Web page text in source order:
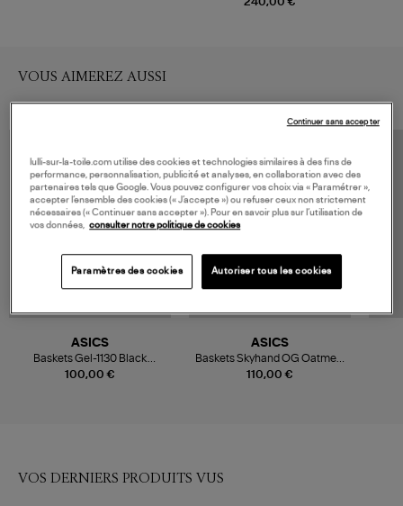
VOUS AIMEREZ AUSSI
100,00 €
ASICS
Baskets Gel-1130 Black
Graphite Grey
110,00 €
ASICS
Baskets Skyhand OG Oatmeal
Black
VOS DERNIERS PRODUITS VUS
lulli-sur-la-toile.com utilise des cookies et technologies similaires à des fins de
performance, personnalisation, publicité et analyses, en collaboration avec des
partenaires tels que Google. Vous pouvez configurer vos choix via « Paramétrer »,
accepter l’ensemble des cookies (« J’accepte ») ou refuser ceux non strictement
nécessaires (« Continuer sans accepter »). Pour en savoir plus sur l’utilisation de
vos données,
consulter notre politique de cookies
Paramètres des cookies Autoriser tous les cookies
Continuer sans accepter